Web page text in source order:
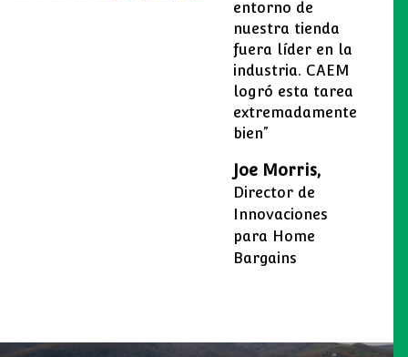
entorno de
nuestra tienda
fuera líder en la
industria. CAEM
logró esta tarea
extremadamente
bien”
Joe Morris,
Director de
Innovaciones
para Home
Bargains